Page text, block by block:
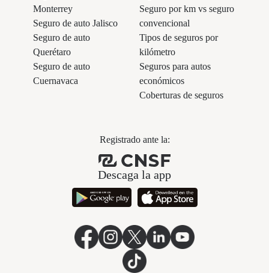
Monterrey
Seguro de auto Jalisco
Seguro de auto
Querétaro
Seguro de auto
Cuernavaca
Seguro por km vs seguro
convencional
Tipos de seguros por
kilómetro
Seguros para autos
económicos
Coberturas de seguros
Registrado ante la:
Descaga la app